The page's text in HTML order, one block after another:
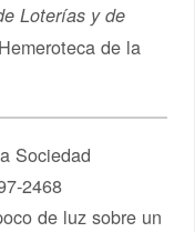
Loterías y de
de la
Sociedad
2468
de luz sobre un